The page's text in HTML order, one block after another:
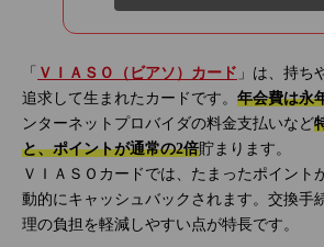
「 ＶＩＡＳＯ（ビアソ）カード 」は、持ち
追求して生まれたカードです。 年会費は永
ンターネットプロバイダの料金支払いなど
と、ポイントが通常の2倍貯まります。
ＶＩＡＳＯカードでは、たまったポイント
動的にキャッシュバックされます。交換手
理の負担を軽減しやすい点が特長です。